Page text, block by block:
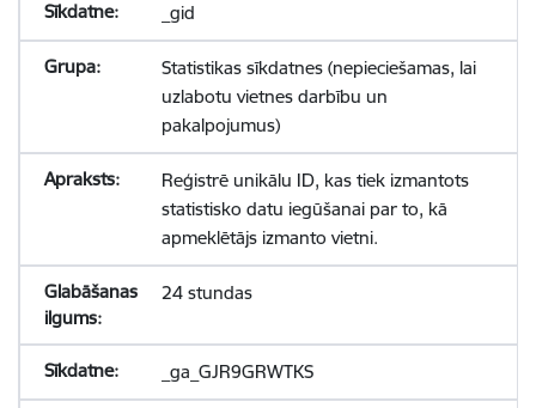
_gid
Statistikas sīkdatnes (nepieciešamas, lai
uzlabotu vietnes darbību un
pakalpojumus)
Reģistrē unikālu ID, kas tiek izmantots
statistisko datu iegūšanai par to, kā
apmeklētājs izmanto vietni.
24 stundas
_ga_GJR9GRWTKS